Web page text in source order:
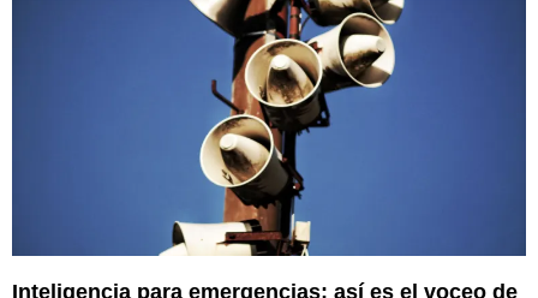
Inteligencia para emergencias; así es el voceo de